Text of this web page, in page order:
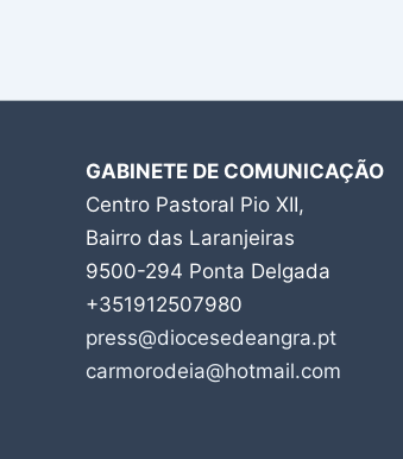
GABINETE DE COMUNICAÇÃO
Centro Pastoral Pio XII,
Bairro das Laranjeiras
9500-294 Ponta Delgada
+351912507980
press@diocesedeangra.pt
carmorodeia@hotmail.com